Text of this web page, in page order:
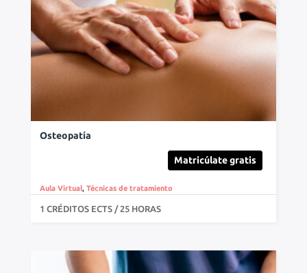
Osteopatía
Matricúlate gratis
Aula Virtual, Técnicas de tratamiento
1 CRÉDITOS ECTS / 25 HORAS